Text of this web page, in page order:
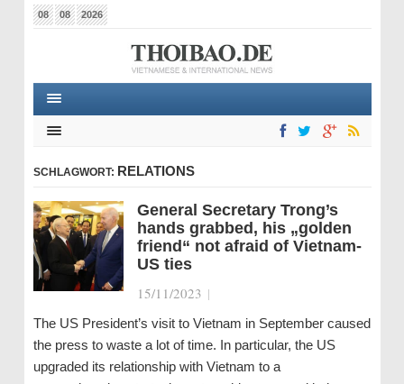
08 08 2026
SCHLAGWORT: RELATIONS
General Secretary Trong’s
hands grabbed, his „golden
friend“ not afraid of Vietnam-
US ties
15/11/2023 |
The US President’s visit to Vietnam in September caused
the press to waste a lot of time. In particular, the US
upgraded its relationship with Vietnam to a